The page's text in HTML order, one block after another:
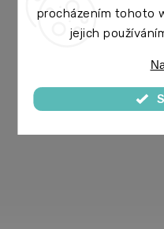
procházením tohoto
jejich